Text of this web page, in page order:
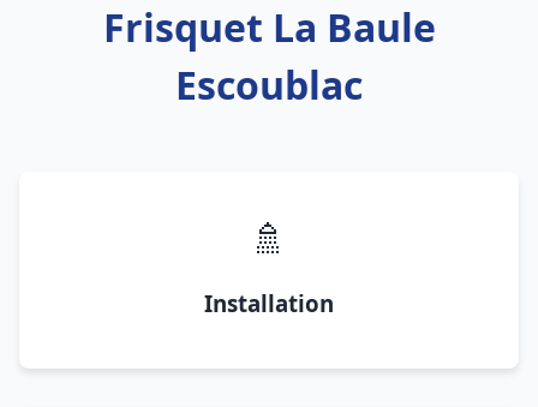
Frisquet La Baule
Escoublac
🚿
Installation